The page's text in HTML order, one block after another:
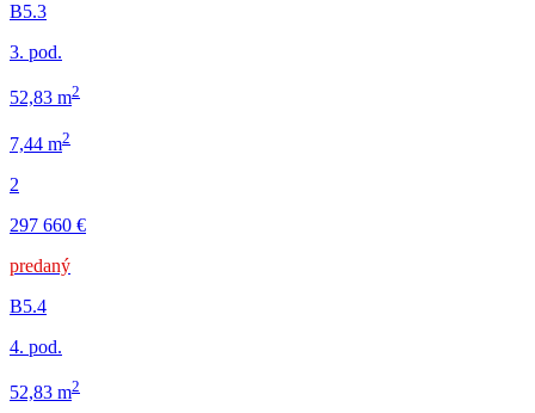
B5.3
3. pod.
52,83 m2
7,44 m2
2
297 660 €
predaný
B5.4
4. pod.
52,83 m2